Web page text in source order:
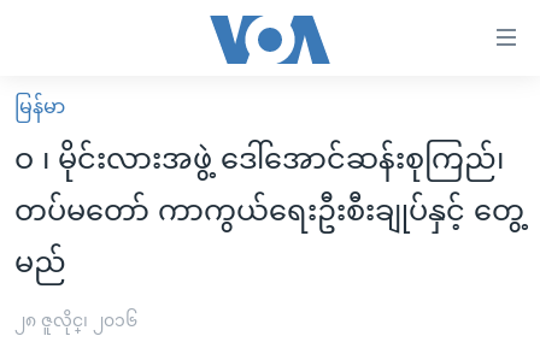
လွယ်ကူ
စေ
သည့်
များ
ပင်မ
မူလစာမျက်နှာ
မြန်မာ
ကမ္ဘာ့သတင်းများ
နိုင်ငံတကာ
ဗွီဒီယို
မြန်မာ
ဝ ၊ မိုင်းလားအဖွဲ့ ဒေါ်အောင်ဆန်းစုကြည်၊
တပ်မတော် ကာကွယ်ရေးဦးစီးချုပ်နှင့် တွေ့
မည်
၂၈ ဇူလိုင္၊ ၂၀၁၆